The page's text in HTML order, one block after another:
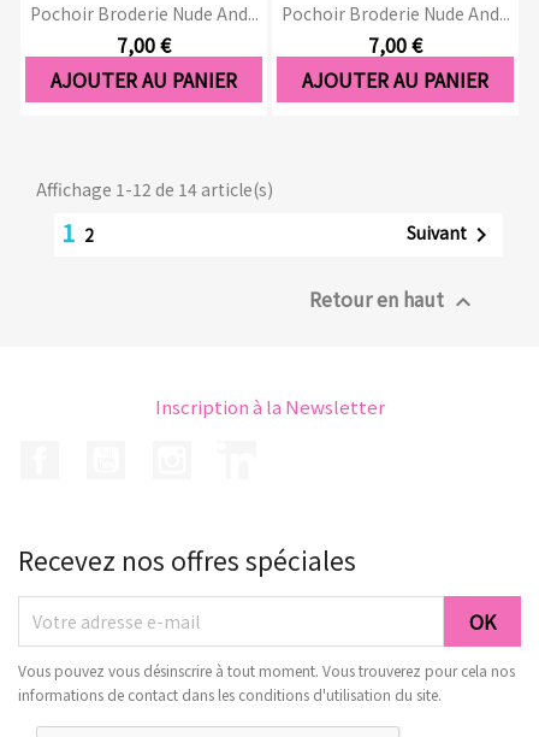
Pochoir Broderie Nude And...
7,00 €
AJOUTER AU PANIER
Pochoir Broderie Nude And...
7,00 €
AJOUTER AU PANIER
Affichage 1-12 de 14 article(s)
1 2 Suivant 
Retour en haut 
Inscription à la Newsletter
Recevez nos offres spéciales
Vous pouvez vous désinscrire à tout moment. Vous trouverez pour cela nos
informations de contact dans les conditions d'utilisation du site.